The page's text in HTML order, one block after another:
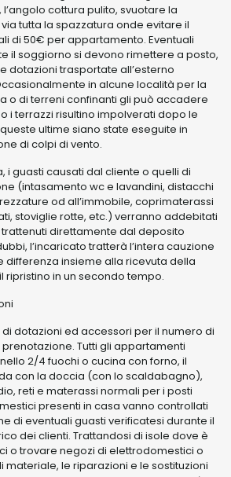
cottura pulito, svuotare la
tutta la spazzatura onde evitare il
di 50€ per appartamento. Eventuali
il soggiorno si devono rimettere a posto,
dotazioni trasportate all’esterno
in alcune località per la
o di terreni confinanti gli può accadere
i terrazzi risultino impolverati dopo le
ultime siano state eseguite in
di colpi di vento.
i guasti causati dal cliente o quelli di
(intasamento wc e lavandini, distacchi
od all’immobile, coprimaterassi
stoviglie rotte, etc.) verranno addebitati
direttamente dal deposito
l’incaricato tratterà l’intera cauzione
differenza insieme alla ricevuta della
ripristino in un secondo tempo.
dotazioni ed accessori per il numero di
Tutti gli appartamenti
2/4 fuochi o cucina con forno, il
con la doccia (con lo scaldabagno),
reti e materassi normali per i posti
presenti in casa vanno controllati
di eventuali guasti verificatesi durante il
dei clienti. Trattandosi di isole dove è
o trovare negozi di elettrodomestici o
le riparazioni e le sostituzioni